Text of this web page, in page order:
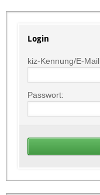
Login
kiz-Kennung/E-Mail
Passwort: